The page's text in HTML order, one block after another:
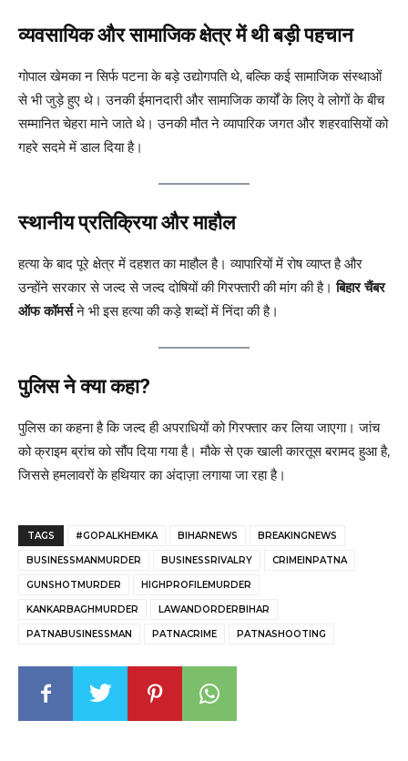
व्यवसायिक और सामाजिक क्षेत्र में थी बड़ी पहचान
गोपाल खेमका न सिर्फ पटना के बड़े उद्योगपति थे, बल्कि कई सामाजिक संस्थाओं
से भी जुड़े हुए थे। उनकी ईमानदारी और सामाजिक कार्यों के लिए वे लोगों के बीच
सम्मानित चेहरा माने जाते थे। उनकी मौत ने व्यापारिक जगत और शहरवासियों को
गहरे सदमे में डाल दिया है।
स्थानीय प्रतिक्रिया और माहौल
हत्या के बाद पूरे क्षेत्र में दहशत का माहौल है। व्यापारियों में रोष व्याप्त है और
उन्होंने सरकार से जल्द से जल्द दोषियों की गिरफ्तारी की मांग की है।बिहार चैंबर
ऑफ कॉमर्सने भी इस हत्या की कड़े शब्दों में निंदा की है।
पुलिस ने क्या कहा?
पुलिस का कहना है कि जल्द ही अपराधियों को गिरफ्तार कर लिया जाएगा। जांच
को क्राइम ब्रांच को सौंप दिया गया है। मौके से एक खाली कारतूस बरामद हुआ है,
जिससे हमलावरों के हथियार का अंदाज़ा लगाया जा रहा है।
TAGS #GOPALKHEMKA BIHARNEWS BREAKINGNEWS
BUSINESSMANMURDER BUSINESSRIVALRY CRIMEINPATNA
GUNSHOTMURDER HIGHPROFILEMURDER
KANKARBAGHMURDER LAWANDORDERBIHAR
PATNABUSINESSMAN PATNACRIME PATNASHOOTING